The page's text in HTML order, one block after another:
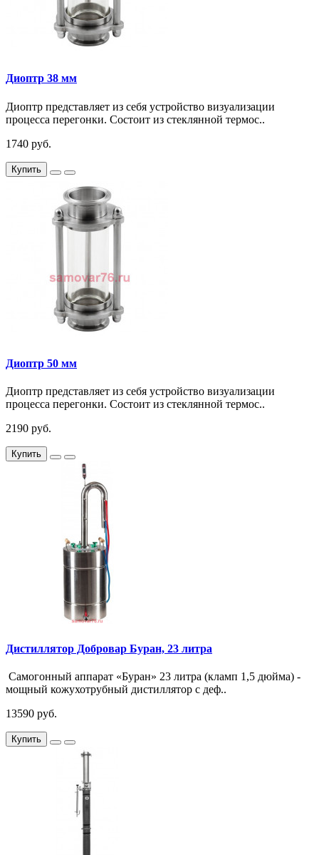
Диоптр 38 мм
Диоптр представляет из себя устройство визуализации
процесса перегонки. Состоит из стеклянной термос..
1740 руб.
Купить
Диоптр 50 мм
Диоптр представляет из себя устройство визуализации
процесса перегонки. Состоит из стеклянной термос..
2190 руб.
Купить
Дистиллятор Добровар Буран, 23 литра
Самогонный аппарат «Буран» 23 литра (кламп 1,5 дюйма) -
мощный кожухотрубный дистиллятор с деф..
13590 руб.
Купить